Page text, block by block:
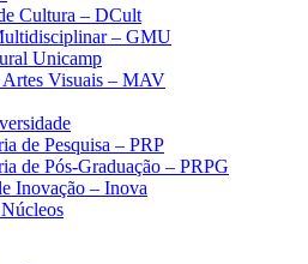
Cultura – DCult
– GMU
Unicamp
Artes Visuais – MAV
de Pesquisa – PRP
de Pós-Graduação – PRPG
Inovação – Inova